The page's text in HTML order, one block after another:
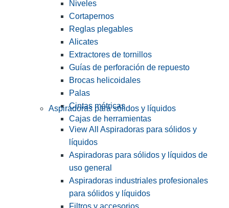
Niveles
Cortapernos
Reglas plegables
Alicates
Extractores de tornillos
Guías de perforación de repuesto
Brocas helicoidales
Palas
Cintas métricas
Cajas de herramientas
Aspiradoras para sólidos y líquidos
View All Aspiradoras para sólidos y
líquidos
Aspiradoras para sólidos y líquidos de
uso general
Aspiradoras industriales profesionales
para sólidos y líquidos